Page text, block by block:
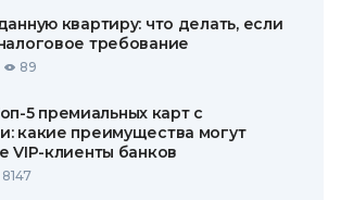
квартиру: что делать, если
требование
89
5 премиальных карт с
какие преимущества могут
VIP-клиенты банков
8147